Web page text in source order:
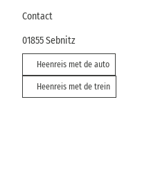
Contact
01855Sebnitz
Heenreis met de auto
Heenreis met de trein